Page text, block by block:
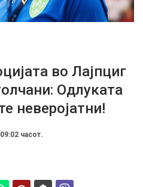
во Лајпциг
Одлуката
неверојатни!
часот.